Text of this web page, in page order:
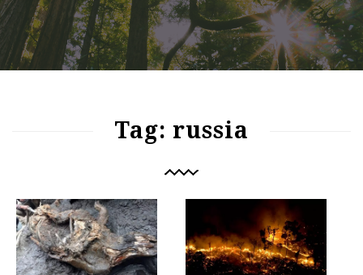
Tag: russia